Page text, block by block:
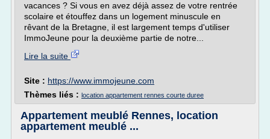
vacances ? Si vous en avez déjà assez de votre rentrée
scolaire et étouffez dans un logement minuscule en
rêvant de la Bretagne, il est largement temps d'utiliser
ImmoJeune pour la deuxième partie de notre...
Lire la suite
Site : https://www.immojeune.com
Thèmes liés : location appartement rennes courte duree
Appartement meublé Rennes, location
appartement meublé ...